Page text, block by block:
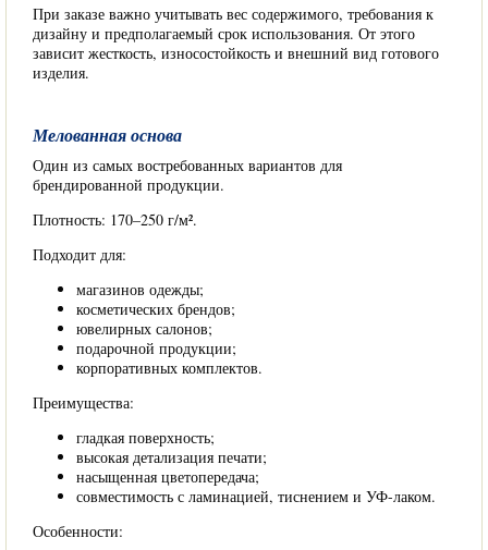
При заказе важно учитывать вес содержимого, требования к
дизайну и предполагаемый срок использования. От этого
зависит жесткость, износостойкость и внешний вид готового
изделия.
Мелованная основа
Один из самых востребованных вариантов для
брендированной продукции.
Плотность: 170–250 г/м².
Подходит для:
магазинов одежды;
косметических брендов;
ювелирных салонов;
подарочной продукции;
корпоративных комплектов.
Преимущества:
гладкая поверхность;
высокая детализация печати;
насыщенная цветопередача;
совместимость с ламинацией, тиснением и УФ-лаком.
Особенности: